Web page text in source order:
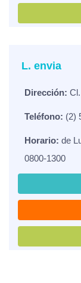
L. envia
Dirección:
Teléfono: (2)
Horario: de
0800-1300